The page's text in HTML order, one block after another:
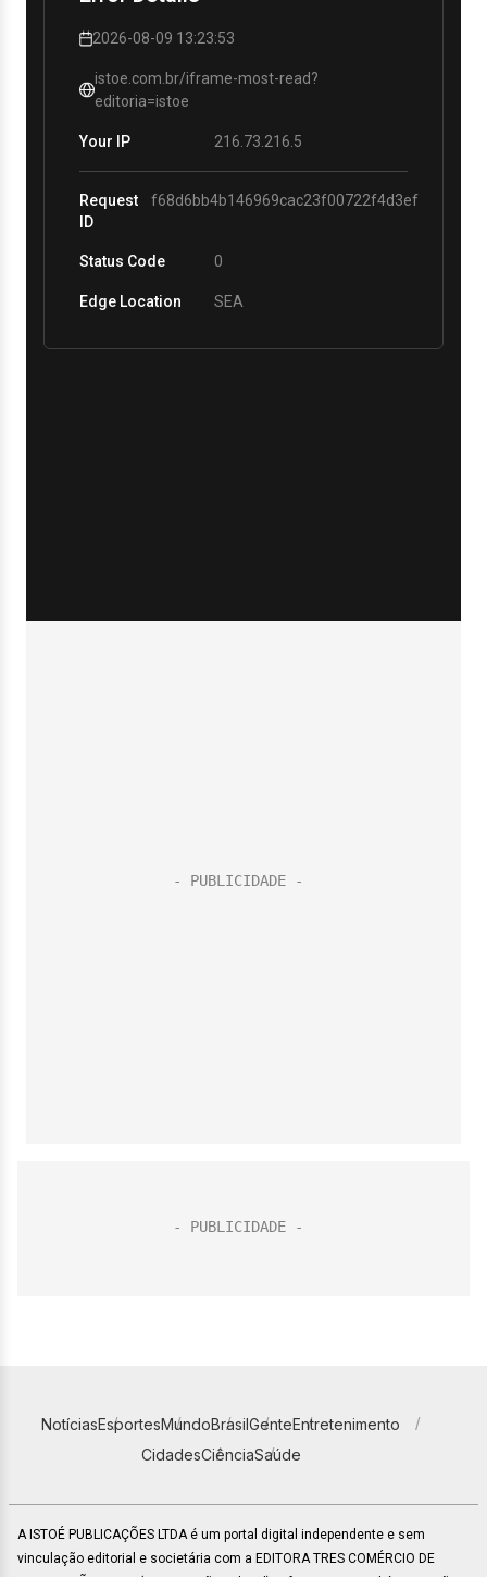
NotíciasEsportesMundoBrasilGenteEntretenimento
CidadesCiênciaSaúde
A ISTOÉ PUBLICAÇÕES LTDA é um portal digital independente e sem
vinculação editorial e societária com a EDITORA TRES COMÉRCIO DE